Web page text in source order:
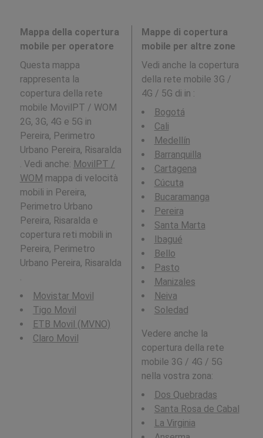
Mappa della copertura
mobile per operatore
Questa mappa
rappresenta la
copertura della rete
mobile MovilPT / WOM
2G, 3G, 4G e 5G in
Pereira, Perimetro
Urbano Pereira, Risaralda
. Vedi anche: MovilPT /
WOM mappa di velocità
mobili in Pereira,
Perimetro Urbano
Pereira, Risaralda e
copertura reti mobili in
Pereira, Perimetro
Urbano Pereira, Risaralda
Movistar Movil
Tigo Movil
ETB Movil (MVNO)
Claro Movil
Mappe di copertura
mobile per altre zone
Vedi anche la copertura
della rete mobile 3G /
4G / 5G di in :
Bogotá
Cali
Medellín
Barranquilla
Cartagena
Cúcuta
Bucaramanga
Pereira
Santa Marta
Ibagué
Bello
Pasto
Manizales
Neiva
Soledad
Vedere anche la
copertura della rete
mobile 3G / 4G / 5G
nella vostra zona:
Dos Quebradas
Santa Rosa de Cabal
La Virginia